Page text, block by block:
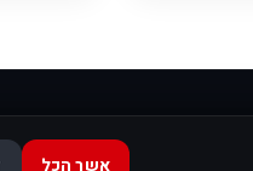
אשר הכל